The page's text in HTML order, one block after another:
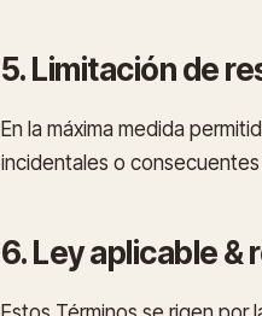
5. Limitación de
En la máxima medida
incidentales o
6. Ley aplicable &